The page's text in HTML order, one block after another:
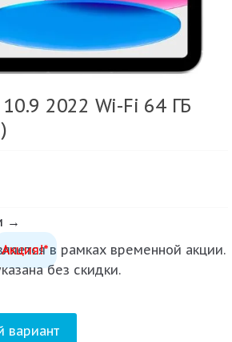
2022 Wi-Fi 64 ГБ
→
Акция!* в рамках временной акции.
без скидки.
вариант